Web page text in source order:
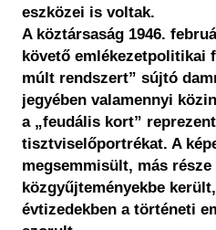
eszközei is voltak.
A köztársaság 1946.
követő emlékezetpolitikai
múlt rendszert” sújtó
jegyében valamennyi
a „feudális kort”
tisztviselőportrékat. A
megsemmisült, más része
közgyűjteményekbe
évtizedekben a történeti